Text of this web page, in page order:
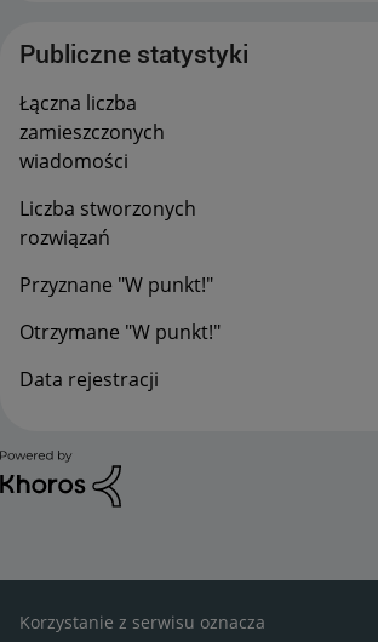
Publiczne statystyki
Łączna liczba
zamieszczonych
wiadomości
Liczba stworzonych
rozwiązań
Przyznane "W punkt!"
Otrzymane "W punkt!"
Data rejestracji
Korzystanie z serwisu oznacza